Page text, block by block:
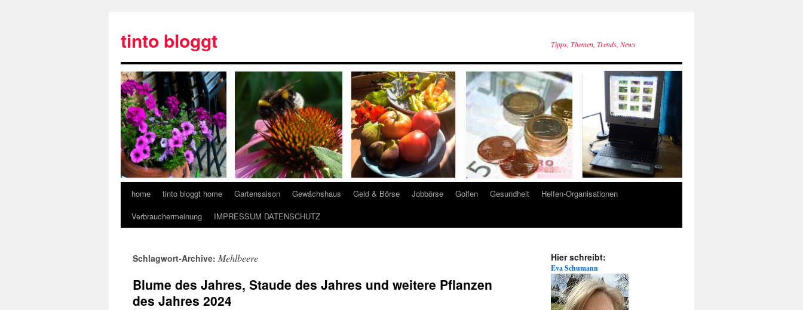
tinto bloggt Tipps, Themen, Trends, News
home tinto bloggt home Gartensaison Gewächshaus Geld & Börse Jobbörse Golfen Gesundheit
Helfen-Organisationen
Verbrauchermeinung
IMPRESSUM DATENSCHUTZ
Schlagwort-Archive: Mehlbeere
Blume des Jahres, Staude des Jahres und weitere Pflanzen
des Jahres 2024
Hier schreibt:
Eva Schumann